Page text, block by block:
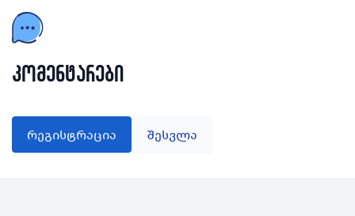
კომენტარები
რეგისტრაცია შესვლა